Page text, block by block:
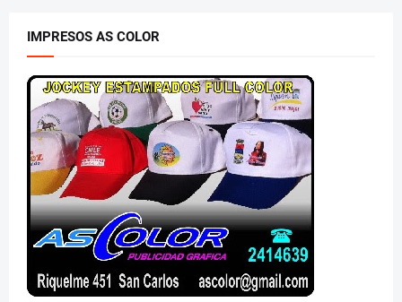
IMPRESOS AS COLOR